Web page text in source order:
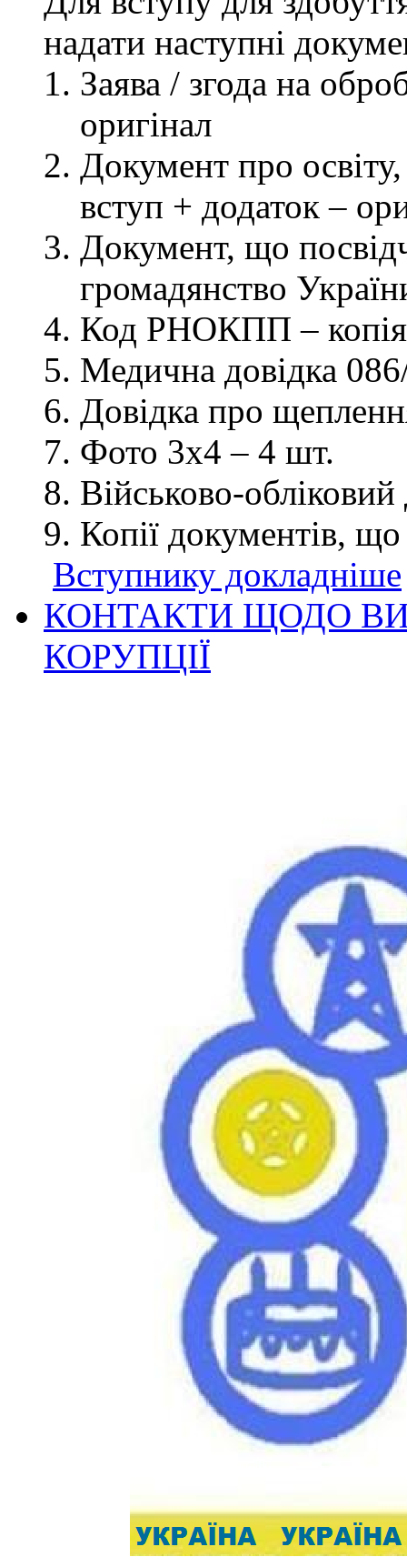
надати наступні
Заява / згода на
оригінал
Документ про освіту,
вступ + додаток –
Документ, що
громадянство
Код РНОКПП – копія
Медична довідка
Довідка про
Фото 3х4 – 4 шт.
Військово-
Копії документів,
Вступнику докладніше
КОНТАКТИ ЩОДО
КОРУПЦІЇ